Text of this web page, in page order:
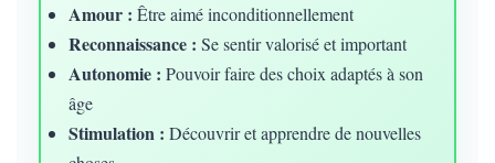
Amour : Être aimé inconditionnellement
Reconnaissance : Se sentir valorisé et important
Autonomie : Pouvoir faire des choix adaptés à son
âge
Stimulation : Découvrir et apprendre de nouvelles